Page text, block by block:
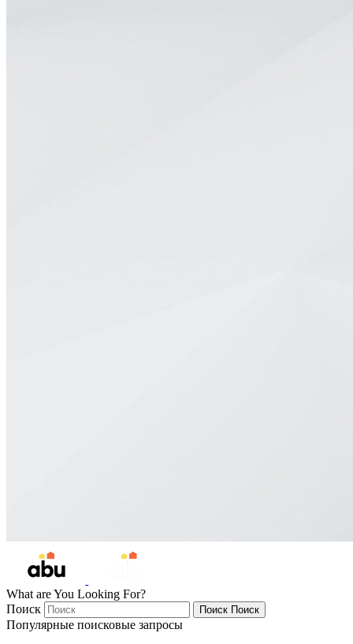
What are You Looking For?
Поиск
Поиск Поиск
Популярные поисковые запросы